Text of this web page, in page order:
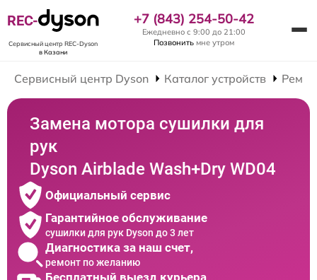
REC-
Сервисный центр REC-Dyson
в Казани
+7 (843) 254-50-42
Ежедневно с 9:00 до 21:00
Позвонить мне утром
Сервисный центр Dyson Каталог устройств
Замена мотора сушилки для
рук
Dyson Airblade Wash+Dry WD04
Официальный сервис
Гарантийное обслуживание
сушилки для рук Dyson до 3 лет
Диагностика за наш счет,
ремонт по желанию
Бесплатный выезд курьера